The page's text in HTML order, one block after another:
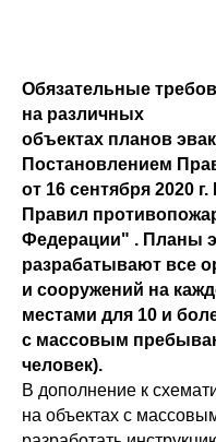
Обязательные
на различных
объектах планов
Постановлением
от 16 сентября 2020
Правил
Федерации" . Планы
разрабатывают все
и сооружений на
местами для 10 и
с массовым
человек).
В дополнение к
на объектах с